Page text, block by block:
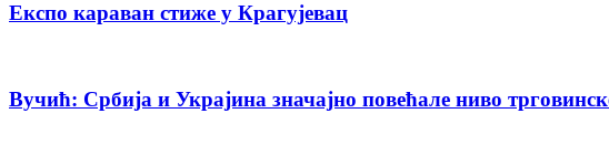
Експо караван стиже у Крагујевац
Вучић: Србија и Украјина значајно повећале ниво